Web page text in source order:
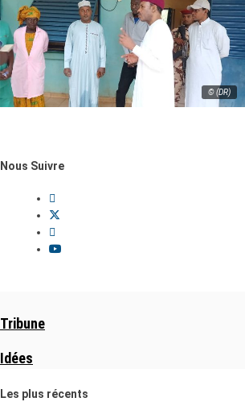
© (DR)
Nous Suivre
Tribune
Idées
Les plus récents